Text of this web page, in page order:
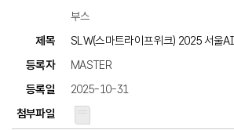
부스
SLW(스마트라이프위크) 2025 서울
MASTER
2025-10-31